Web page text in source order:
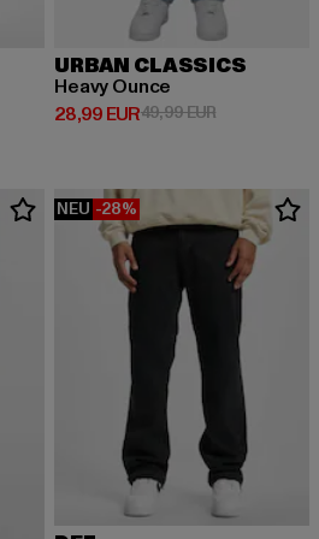
49,99 EUR
URBAN CLASSICS
Heavy Ounce
28,99 EUR
Derzeitiger Preis: 28,99 EUR
49,99 EURAktionspreis:
NEU -28%